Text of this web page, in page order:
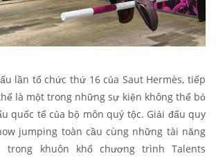
lần tổ chức thứ 16 của Saut Hermès, tiếp
là một trong những sự kiện không thể bỏ
quốc tế của bộ môn quý tộc. Giải đấu quy
jumping toàn cầu cùng những tài năng
khuôn khổ chương trình Talents